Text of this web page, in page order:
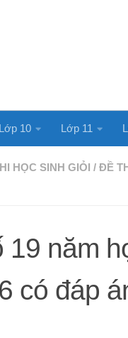
Lớp 10 Lớp 11
HỌC SINH GIỎI / ĐỀ
19 năm
có đáp